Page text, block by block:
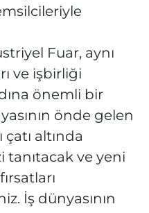
Fuar, aynı
ve işbirliği
önemli bir
önde gelen
altında
tanıtacak ve yeni
İş dünyasının